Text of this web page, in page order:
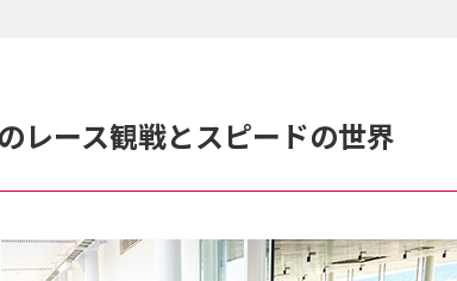
レース観戦とスピードの世界